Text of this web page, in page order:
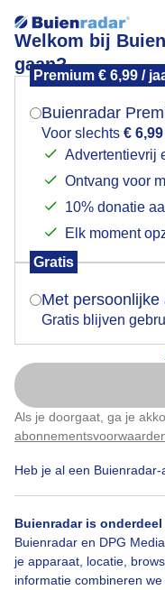
Welkom bij
gaan?
Premium € 6,99 /
Buienradar
Voor slechts €
Advertentievrij
Ontvang voor
10% donatie
Elk moment
Gratis
Met persoonlijke
Gratis blijven
Als je doorgaat, ga je
Heb je al een
Buienradar is onderdeel
Buienradar en DPG
je apparaat, locatie,
informatie combineren
Mooie strepen in de
Mooie strepen in de
Herfst Zon
Mogen we je
Indien je hier nog
verschijnt er zo
Is
Nu
Klik hier